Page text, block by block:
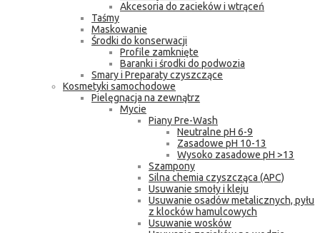
Akcesoria do zacieków i wtrąceń
Taśmy
Maskowanie
Środki do konserwacji
Profile zamknięte
Baranki i środki do podwozia
Smary i Preparaty czyszczące
Kosmetyki samochodowe
Pielęgnacja na zewnątrz
Mycie
Piany Pre-Wash
Neutralne pH 6-9
Zasadowe pH 10-13
Wysoko zasadowe pH >13
Szampony
Silna chemia czyszcząca (APC)
Usuwanie smoły i kleju
Usuwanie osadów metalicznych, pyłu
z klocków hamulcowych
Usuwanie wosków